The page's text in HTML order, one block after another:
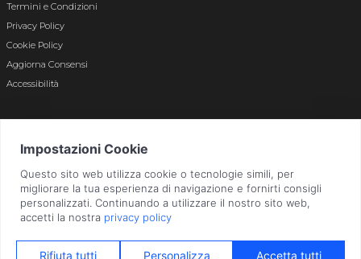
Termini e Condizioni
Privacy Policy
Cookie Policy
Aggiorna Consensi
Accessibilità
Bergamo n. 01496180165 · Capitale Sociale i.v. € 800.000,00